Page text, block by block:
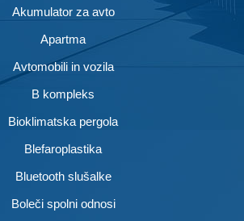
Akumulator za avto
Apartma
Avtomobili in vozila
B kompleks
Bioklimatska pergola
Blefaroplastika
Bluetooth slušalke
Boleči spolni odnosi